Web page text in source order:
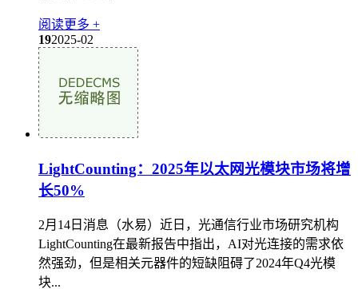
阅读更多 +
192025-02
LightCounting：2025年以太网光模块市场将增
长50%
2月14日消息（水易）近日，光通信行业市场研究机构
LightCounting在最新报告中指出，AI对光连接的需求依
然强劲，但是相关元器件的短缺阻碍了2024年Q4光模
块...